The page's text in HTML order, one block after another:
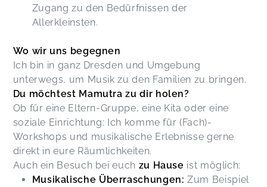
Mawiba - Tanzen für Frauen & (werdende) Mamas
Babyzeichensprache
Marie-Isabel..., Nov 08
Ein toller Kurs um mit seinem Baby zu
kommunizieren. Vielen Dank dafür !
Babyzeichensprache
Katarina,Nov 07
Zugang zu den Bedürfnissen der
Allerkleinsten.
Wo wir uns begegnen
Ich bin in ganz Dresden und Umgebung
unterwegs, um Musik zu den Familien zu bringen.
Du möchtest Mamutra zu dir holen?
Ob für eine Eltern-Gruppe, eine Kita oder eine
soziale Einrichtung: Ich komme für (Fach)-
Workshops und musikalische Erlebnisse gerne
direkt in eure Räumlichkeiten.
Auch ein Besuch bei euch zu Hause ist möglich:
Musikalische Überraschungen: Zum Beispiel